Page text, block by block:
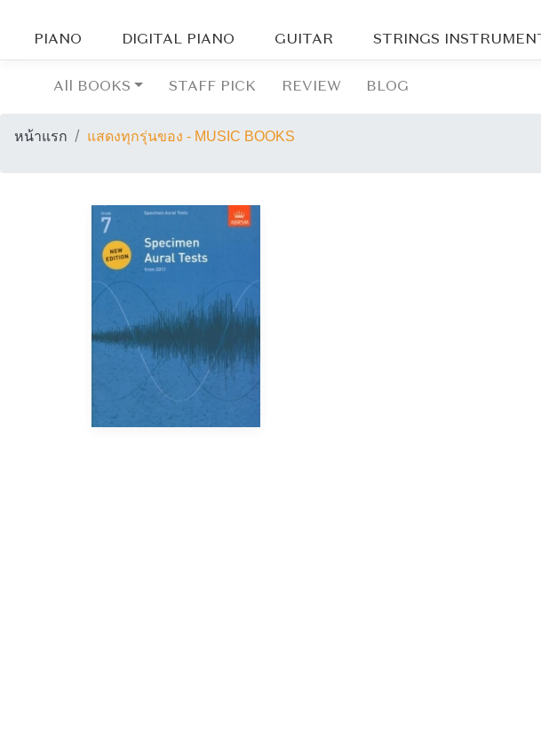
PIANO DIGITAL PIANO GUITAR STRINGS INSTRUMENT
All BOOKS STAFF PICK REVIEW BLOG
หน้าแรก แสดงทุกรุ่นของ - MUSIC BOOKS